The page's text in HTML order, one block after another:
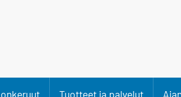
Tuotteet ja palvelut